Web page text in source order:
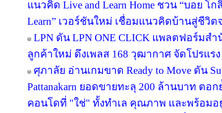
แนวคิด Live and Learn Home ชวน “บอย โ
Learn” เวอร์ชันใหม่ เชื่อมแนวคิดบ้านสู่ชีวิต
LPN ดัน LPN ONE CLICK แพลตฟอร์มส
ลูกค้าใหม่ ดึงเพลส 168 วุฒากาศ จัดโปรแร
ศุภาลัย อ่านเกมขาด Ready to Move ดัน
Pattanakarn ยอดขายทะลุ 200 ล้านบาท ต
คอนโดที่ "ใช่" ทั้งทำเล คุณภาพ และพร้อมอ